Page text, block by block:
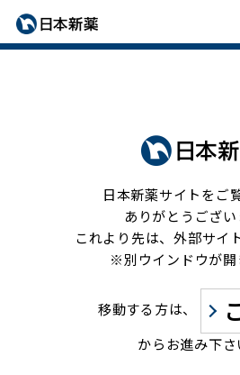
日本新薬サイトをご
ありがとうござい
これより先は、外部サイ
※別ウインドウが開
移動する方は、
からお進み下さ